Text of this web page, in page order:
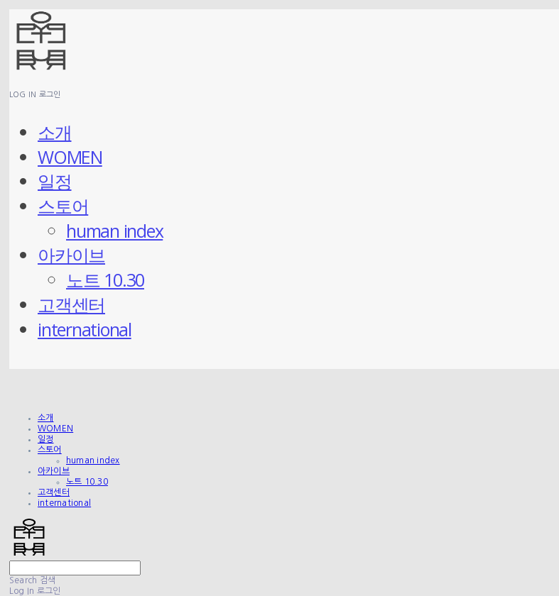
LOG IN 로그인
소개
WOMEN
일정
스토어
human index
아카이브
노트 10.30
고객센터
international
소개
WOMEN
일정
스토어
human index
아카이브
노트 10.30
고객센터
international
Search 검색
Log In 로그인